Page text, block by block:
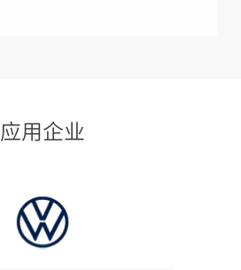
应用企业